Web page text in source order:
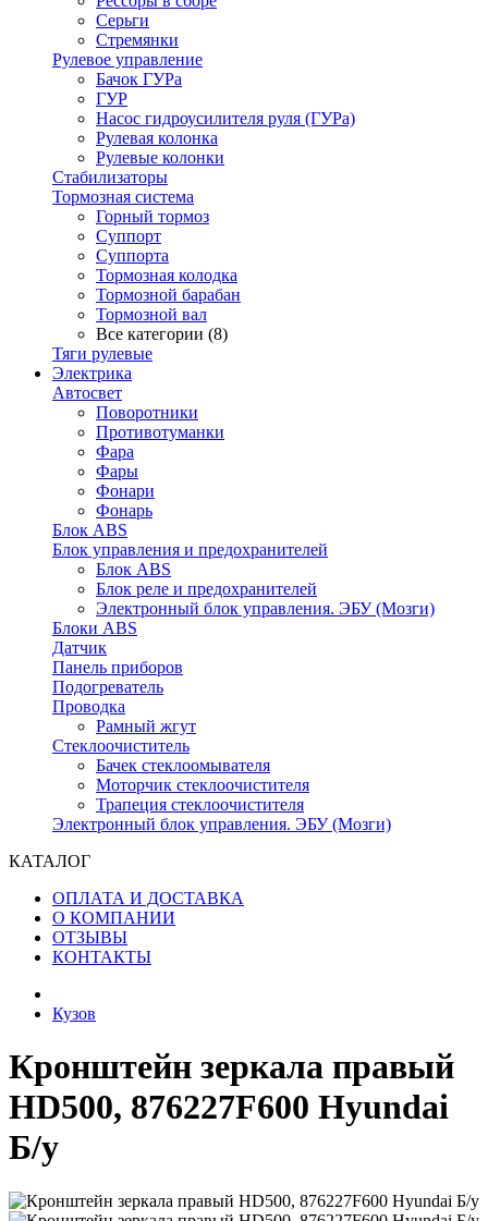
Серьги
Стремянки
Рулевое управление
Бачок ГУРа
ГУР
Насос гидроусилителя руля (ГУРа)
Рулевая колонка
Рулевые колонки
Стабилизаторы
Тормозная система
Горный тормоз
Суппорт
Суппорта
Тормозная колодка
Тормозной барабан
Тормозной вал
Все категории (8)
Тяги рулевые
Электрика
Автосвет
Поворотники
Противотуманки
Фара
Фары
Фонари
Фонарь
Блок ABS
Блок управления и предохранителей
Блок ABS
Блок реле и предохранителей
Электронный блок управления. ЭБУ (Мозги)
Блоки ABS
Датчик
Панель приборов
Подогреватель
Проводка
Рамный жгут
Стеклоочиститель
Бачек стеклоомывателя
Моторчик стеклоочистителя
Трапеция стеклоочистителя
Электронный блок управления. ЭБУ (Мозги)
КАТАЛОГ
ОПЛАТА И ДОСТАВКА
О КОМПАНИИ
ОТЗЫВЫ
КОНТАКТЫ
Кузов
Кронштейн зеркала правый
HD500, 876227F600 Hyundai
Б/у